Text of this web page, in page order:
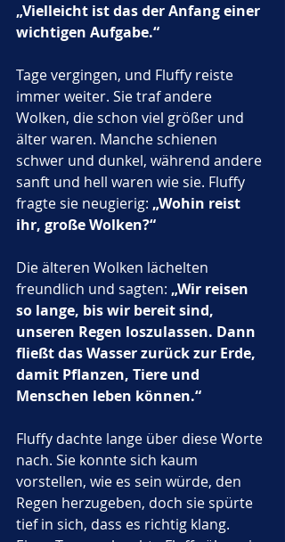
„Vielleicht ist das der Anfang einer
wichtigen Aufgabe.“
Tage vergingen, und Fluffy reiste
immer weiter. Sie traf andere
Wolken, die schon viel größer und
älter waren. Manche schienen
schwer und dunkel, während andere
sanft und hell waren wie sie. Fluffy
fragte sie neugierig: „Wohin reist
ihr, große Wolken?“
Die älteren Wolken lächelten
freundlich und sagten: „Wir reisen
so lange, bis wir bereit sind,
unseren Regen loszulassen. Dann
fließt das Wasser zurück zur Erde,
damit Pflanzen, Tiere und
Menschen leben können.“
Fluffy dachte lange über diese Worte
nach. Sie konnte sich kaum
vorstellen, wie es sein würde, den
Regen herzugeben, doch sie spürte
tief in sich, dass es richtig klang.